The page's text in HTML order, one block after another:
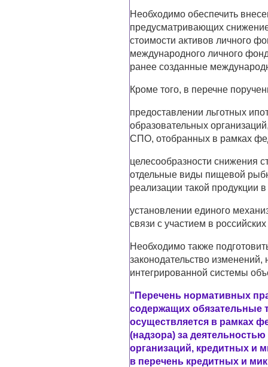
Необходимо обеспечить
предусматривающих
стоимости активов личного
международного личного
ранее созданные
Кроме того, в перечне
предоставлении льготных
образовательных
СПО, отобранных в рамках
целесообразности снижения
отдельные виды пищевой
реализации такой продукции
установлении единого
связи с участием в
Необходимо также
законодательство
интегрированной системы
"Перечень нормативных
содержащих обязательные
осуществляется в рамках
(надзора) за
организаций, кредитных и
в перечень кредитных и